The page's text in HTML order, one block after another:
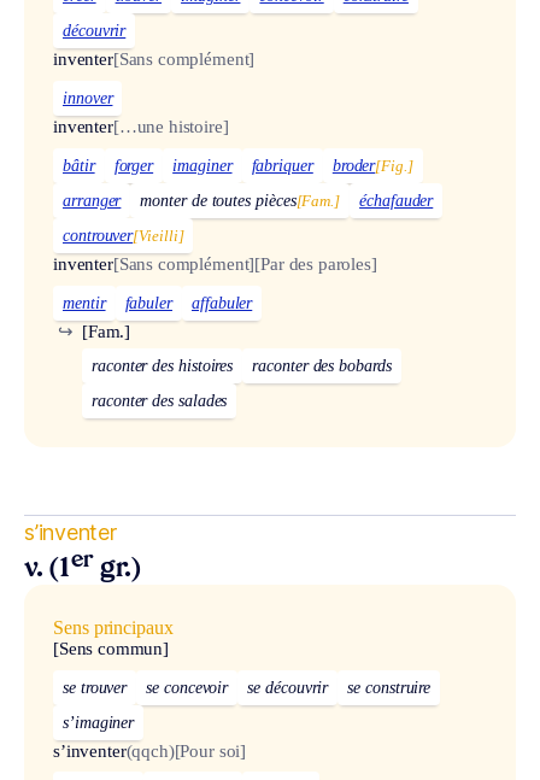
découvrir
inventer[Sans complément]
innover
inventer[…une histoire]
bâtir forger imaginer fabriquer broder[Fig.]
arranger
monter de toutes pièces[Fam.]
échafauder
controuver[Vieilli]
inventer[Sans complément][Par des paroles]
mentir fabuler affabuler
[Fam.]
↪
raconter des histoires
raconter des bobards
raconter des salades
s’inventer
v. (1er gr.)
Sens principaux
[Sens commun]
se trouver se concevoir se découvrir
se construire
s’imaginer
s’inventer(qqch)[Pour soi]